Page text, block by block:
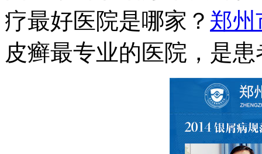
疗最好医院是哪家？ 郑州
皮癣最专业的医院，是